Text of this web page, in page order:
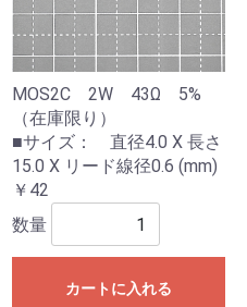
MOS2C 2W 43Ω 5%
（在庫限り）
■サイズ： 直径4.0 X 長さ
15.0 X リード線径0.6 (mm)
￥42
数量
カートに入れる